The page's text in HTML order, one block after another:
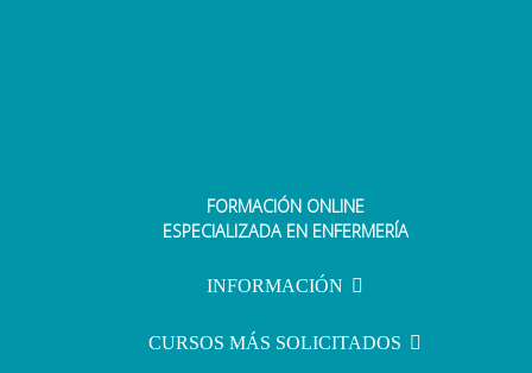
FORMACIÓN ONLINE
ESPECIALIZADA EN ENFERMERÍA
INFORMACIÓN
CURSOS MÁS SOLICITADOS